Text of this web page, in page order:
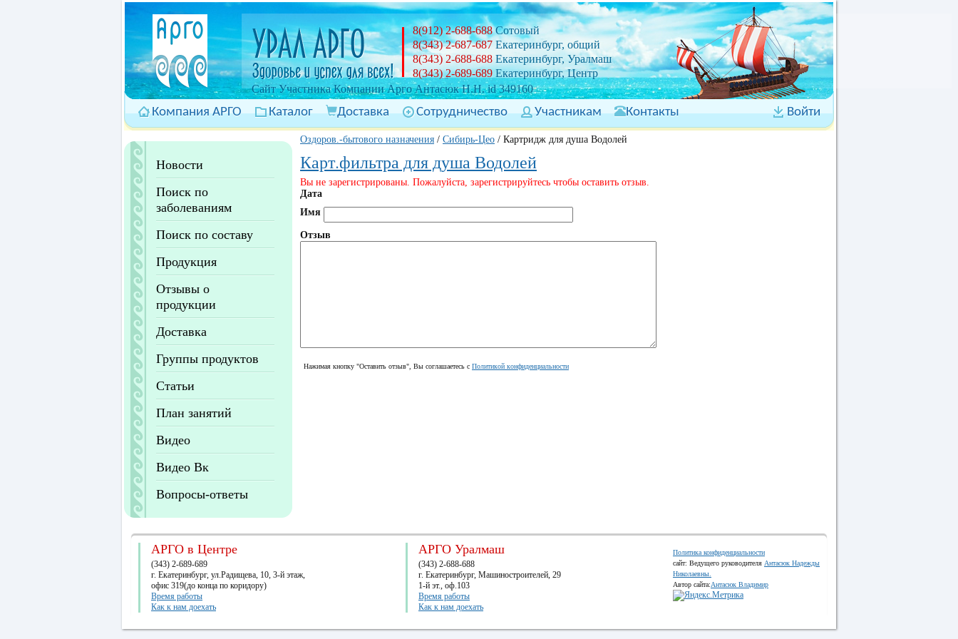
Cайт Участника Компании Арго Антасюк Н.Н. id 349160
8(912) 2-688-688Сотовый
8(343) 2-687-687 Екатеринбург, общий
8(343) 2-688-688 Екатеринбург, Уралмаш
8(343) 2-689-689 Екатеринбург, Центр
Компания АРГО Каталог Доставка Сотрудничество Участникам Контакты Войти
Новости
Поиск по
заболеваниям
Поиск по составу
Продукция
Отзывы о
продукции
Доставка
Группы продуктов
Статьи
План занятий
Видео
Видео Вк
Вопросы-ответы
Оздоров.-бытового назначения / Сибирь-Цео / Картридж для душа Водолей
Карт.фильтра для душа Водолей
Вы не зарегистрированы. Пожалуйста, зарегистрируйтесь чтобы оставить отзыв.
Дата
Имя
Отзыв
Нажимая кнопку "Оставить отзыв", Вы соглашаетесь с Политикой конфиденциальности
АРГО в Центре
(343) 2-689-689
г. Екатеринбург, ул.Радищева, 10, 3-й этаж,
офис 319(до конца по коридору)
Время работы
Как к нам доехать
АРГО Уралмаш
(343) 2-688-688
г. Екатеринбург, Машиностроителей, 29
1-й эт., оф.103
Время работы
Как к нам доехать
Политика конфиденциальности
сайт: Ведущего руководителя Антасюк Надежды
Николаевны.
Автор сайта:Антасюк Владимир